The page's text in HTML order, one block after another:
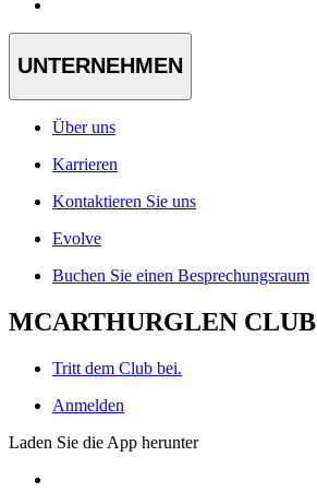
UNTERNEHMEN
Über uns
Karrieren
Kontaktieren Sie uns
Evolve
Buchen Sie einen Besprechungsraum
MCARTHURGLEN CLUB
Tritt dem Club bei.
Anmelden
Laden Sie die App herunter